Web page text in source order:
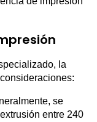
la
se
entre 240